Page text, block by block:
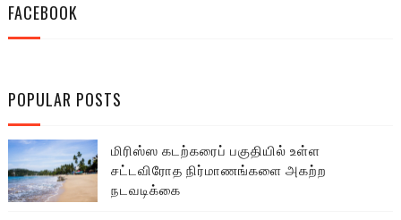
FACEBOOK
POPULAR POSTS
மிரிஸ்ஸ கடற்கரைப் பகுதியில் உள்ள
சட்டவிரோத நிர்மாணங்களை அகற்ற
நடவடிக்கை